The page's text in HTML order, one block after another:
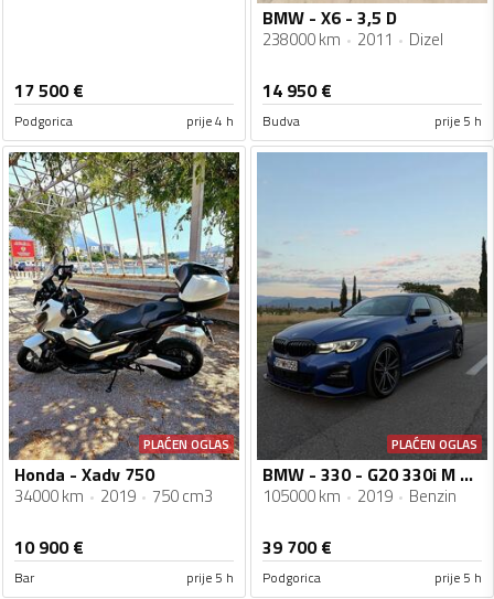
17 500€
Podgorica prije 4 h
BMW - X6 - 3,5 D
238000 km 2011 Dizel
14 950€
Budva prije 5 h
PLAĆEN OGLAS
Honda - Xadv 750
34000 km 2019 750 cm3
10 900€
Bar prije 5 h
PLAĆEN OGLAS
BMW - 330 - G20 330i M Sport
105000 km 2019 Benzin
39 700€
Podgorica prije 5 h